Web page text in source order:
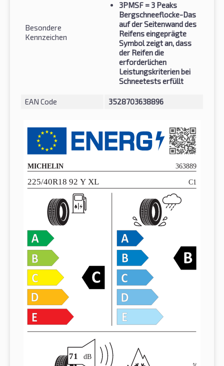
Besondere
Kennzeichen
3PMSF = 3 Peaks
Bergschneeflocke-Das
auf der Seitenwand des
Reifens eingeprägte
Symbol zeigt an, dass
der Reifen die
erforderlichen
Leistungskriterien bei
Schneetests erfüllt
EAN Code 3528703638896